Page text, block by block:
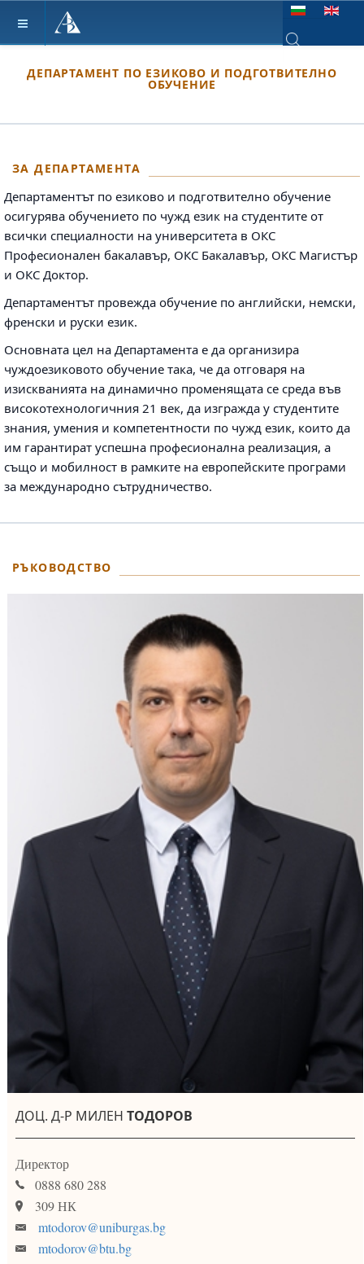
Изберете език
Type 2 or more
ДЕПАРТАМЕНТ ПО ЕЗИКОВО И ПОДГОТВИТЕЛНО
ОБУЧЕНИЕ
ЗА ДЕПАРТАМЕНТА
Департаментът по езиково и подготвително обучение
осигурява обучението по чужд език на студентите от
всички специалности на университета в ОКС
Професионален бакалавър, ОКС Бакалавър, ОКС Магистър
и ОКС Доктор.
Департаментът провежда обучение по английски, немски,
френски и руски език.
Основната цел на Департамента е да организира
чуждоезиковото обучение така, че да отговаря на
изискванията на динамично променящата се среда във
високотехнологичния 21 век, да изгражда у студентите
знания, умения и компетентности по чужд език, които да
им гарантират успешна професионална реализация, а
също и мобилност в рамките на европейските програми
за международно сътрудничество.
РЪКОВОДСТВО
ДОЦ. Д-Р МИЛЕН ТОДОРОВ
Директор
0888 680 288
309 НК
mtodorov@uniburgas.bg
mtodorov@btu.bg